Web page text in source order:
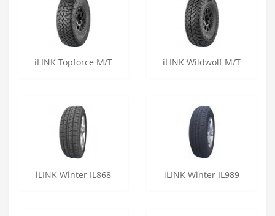
iLINK Topforce M/T iLINK Wildwolf M/T
iLINK Winter IL868 iLINK Winter IL989